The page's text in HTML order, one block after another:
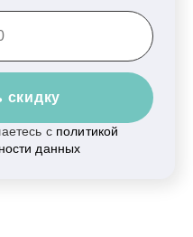
скидку
с политикой
данных